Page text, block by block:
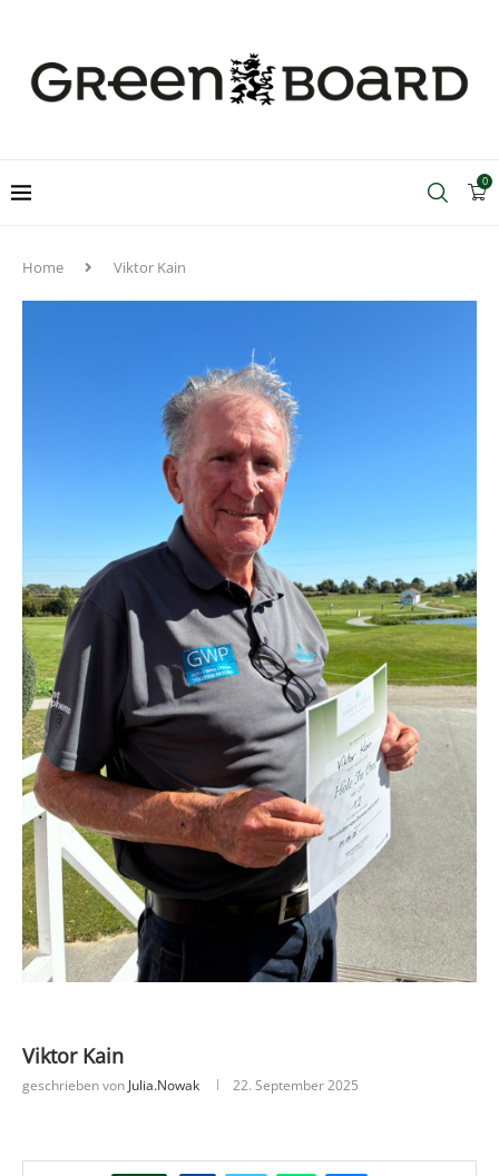
0
Home Viktor Kain
Viktor Kain
geschrieben von Julia.nowak 22. September 2025